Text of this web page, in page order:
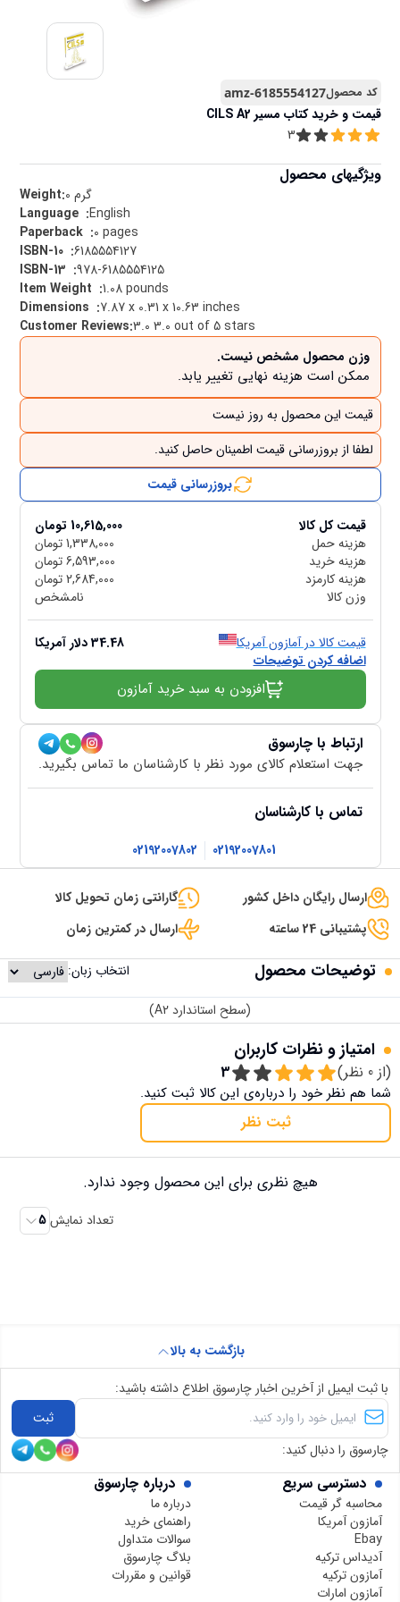
کد محصولamz-6185554127
قیمت و خریدکتاب مسیر CILS A2
3
ویژگیهای محصول
Weight:0 گرم
:English
:0 pages
:6185554127
:978-6185554125
:1.08 pounds
:7.87 x 0.31 x 10.63 inches
Customer Reviews:3.0 3.0 out of 5 stars
وزن محصول مشخص نیست.
ممکن است هزینه نهایی تغییر یابد.
قیمت این محصول به روز نیست
لطفا از بروزرسانی قیمت اطمینان حاصل کنید.
بروزرسانی قیمت
قیمت کل کالا 10,615,000 تومان
هزینه حمل
1,338,000 تومان
هزینه خرید
6,593,000 تومان
هزینه کارمزد
2,684,000 تومان
وزن کالا
نامشخص
قیمت کالا در آمازون آمریکا 34.48دلار آمریکا
اضافه کردن توضیحات
افزودن به سبد خرید آمازون
ارتباط با چارسوق
جهت استعلام کالای مورد نظر با کارشناسان ما تماس بگیرید.
تماس با کارشناسان
02192007801
02192007802
ارسال رایگان داخل کشور
گارانتی زمان تحویل کالا
پشتیبانی 24 ساعته
ارسال در کمترین زمان
توضیحات محصول
انتخاب زبان:
(سطح استاندارد A2)
امتیاز و نظرات کاربران
(از 0 نظر) 3
شما هم نظر خود را درباره‌ی این کالا ثبت کنید.
ثبت نظر
هیچ نظری برای این محصول وجود ندارد.
تعداد نمایش 5
دسترسی سریع
محاسبه گر قیمت
آمازون آمریکا
Ebay
آدیداس ترکیه
آمازون ترکیه
آمازون امارات
درباره چارسوق
درباره ما
راهنمای خرید
سوالات متداول
بلاگ چارسوق
قوانین و مقررات
بازگشت به بالا
با ثبت ایمیل از آخرین اخبار چارسوق اطلاع داشته باشید:
ثبت
چارسوق را دنبال کنید: